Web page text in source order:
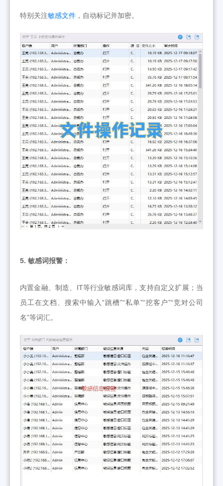
特别关注敏感文件 ，自动标记并加密。
5. 敏感词报警：
内置金融、制造、IT等行业敏感词库，支持自定义扩展；当
员工在文档、搜索中输入“跳槽”“私单”“挖客户”“竞对公司
名”等词汇。